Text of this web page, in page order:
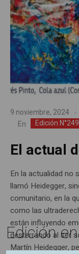
9 noviembre, 2024
En Edición N°249
El actual
En la actualidad no
llamó Heidegger,
comunitario, en la
como las
están influyendo
desterrando al ser
Martín Heidegger,
Edición